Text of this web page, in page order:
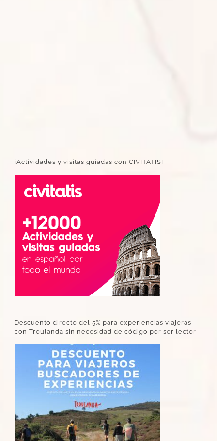
¡Actividades y visitas guiadas con CIVITATIS!
Descuento directo del 5% para experiencias viajeras
con Troulanda sin necesidad de código por ser lector